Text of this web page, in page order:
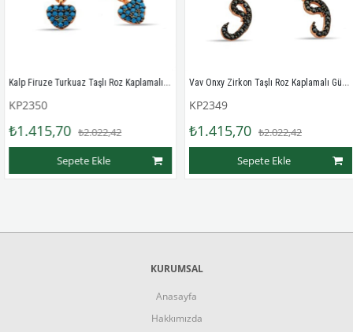
Kalp Firuze Turkuaz Taşlı Roz Kaplamalı Gümüş Halka Klipsli Küpe
₺2.022,42
Sepete Ekle
Vav Onxy Zirkon Taşlı Roz Kaplamalı Gümüş Halka Klipsli Küpe
KP2349
₺1.415,70 ₺2.022,42
Sepete Ekle
KURUMSAL
Anasayfa
Hakkımızda